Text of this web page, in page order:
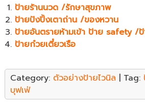
ป้ายร้านนวด /รักษาสุขภาพ
ป้ายปังปิ้งเตาถ่าน /ของหวาน
ป้ายอันตรายห้ามเข้า ป้าย safety /
ป้ายก๋วยเตี๋ยวเรือ
Category: ตัวอย่างป้ายไวนิล | Tag:
บุฟเฟ่